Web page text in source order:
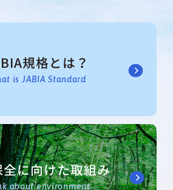
規格とは？
is JABIA Standard
に向けた取組み
about environment